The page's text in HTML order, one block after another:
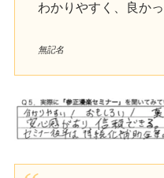
わかりやすく、良かっ
無記名